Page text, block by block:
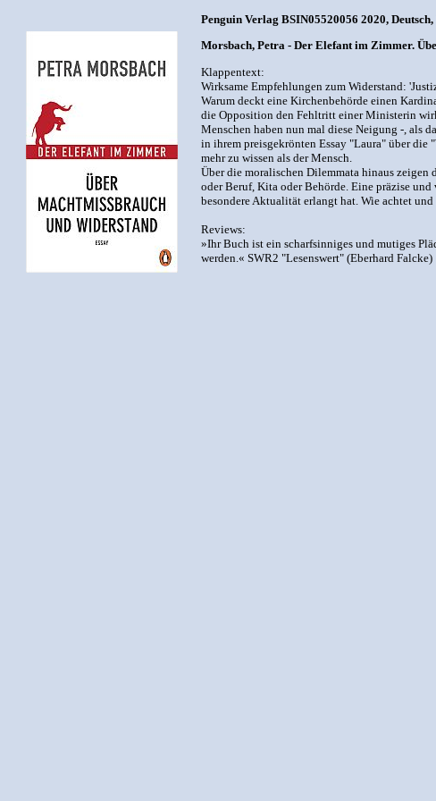
Penguin Verlag BSIN05520056 2020, Deutsch,
Morsbach, Petra - Der Elefant im Zimmer.
Klappentext:
Wirksame Empfehlungen zum Widerstand:
Warum deckt eine Kirchenbehörde einen
die Opposition den Fehltritt einer Ministerin
Menschen haben nun mal diese Neigung -, als
in ihrem preisgekrönten Essay "Laura" über die
mehr zu wissen als der Mensch.
Über die moralischen Dilemmata hinaus
oder Beruf, Kita oder Behörde. Eine präzise
besondere Aktualität erlangt hat. Wie achtet
Reviews:
»Ihr Buch ist ein scharfsinniges und mutiges
werden.« SWR2 "Lesenswert" (Eberhard Falcke)